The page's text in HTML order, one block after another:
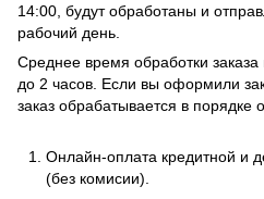
14:00, будут обработаны и
рабочий день.
Среднее время обработки
до 2 часов. Если вы оформили
заказ обрабатывается в порядке
Онлайн-оплата кредитной и
(без комисии).